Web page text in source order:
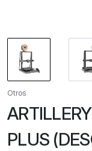
Otros
PLUS